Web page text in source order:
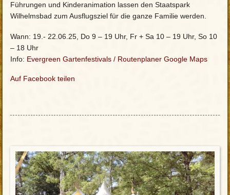
Führungen und Kinderanimation lassen den Staatspark
Wilhelmsbad zum Ausflugsziel für die ganze Familie werden.
Wann: 19.- 22.06.25, Do 9 – 19 Uhr, Fr + Sa 10 – 19 Uhr, So 10
– 18 Uhr
Info: Evergreen Gartenfestivals / Routenplaner Google Maps
Auf Facebook teilen